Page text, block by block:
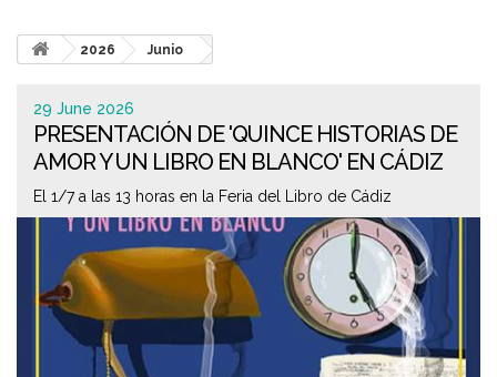
2026 Junio
29 June 2026
PRESENTACIÓN DE 'QUINCE HISTORIAS DE
AMOR Y UN LIBRO EN BLANCO' EN CÁDIZ
El 1/7 a las 13 horas en la Feria del Libro de Cádiz